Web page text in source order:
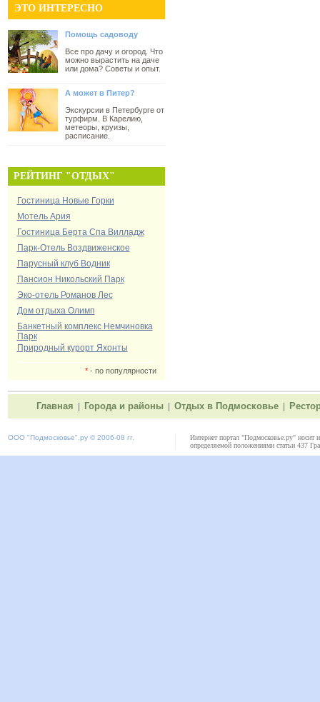
ЭТО ИНТЕРЕСНО
Помощь садоводу
Все про дачу и огород. Что
можно вырастить на даче
или дома? Советы и опыт.
А может в Питер?
Экскурсии в Петербурге от
турфирм. В Карелию,
метеоры, круизы,
расписание.
РЕЙТИНГ "ОТДЫХ"
Гостиница Новые Горки
Мотель Ария
Гостиница Берта Спа Вилладж
Парк-Отель Воздвиженское
Парусный клуб Водник
Пансион Никольский Парк
Эко-отель Романов Лес
Дом отдыха Олимп
Банкетный комплекс Немчиновка
Парк
Природный курорт Яхонты
*- по популярности
Главная Города и районы Отдых в Подмосковье
ООО "Подмосковье" .ру © 2006-08 гг.
Интернет портал "Подмосковье.ру" носит
определяемой положениями статьи 437